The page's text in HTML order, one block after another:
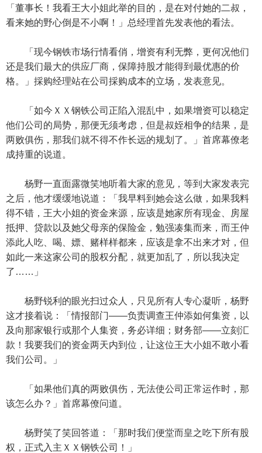
「董事长！我看王大小姐此举的目的，是在对付她的二叔，
看来她的野心倒是不小啊！」总经理首先发表他的看法。
「现今钢铁市场行情看俏，增资有利无弊，更何况他们
还是我们最大的供应厂商，保障持股才能得到最优惠的价
格。」採购经理站在公司採购成本的立场，发表意见。
「如今ＸＸ钢铁公司正陷入混乱中，如果增资可以稳定
他们公司的局势，那便无须考虑，但是叔姪相争的结果，是
两败俱伤，那我们就不得不作长远的规划了。」首席幕僚老
成持重的说道。
杨野一直面露微笑地听着大家的意见，等到大家发表完
之后，他才缓缓地说道：「我早料到她会这么做，如果我料
得不错，王大小姐的资金来源，应该是她家所有现金、房屋
抵押、贷款以及她父母亲的保险金，勉强凑集而来，而王仲
添此人吃、喝、嫖、赌样样都来，应该是拿不出来才对，但
如此一来这家公司的股权分配，就更加乱了，所以我决定
了……」
杨野锐利的眼光扫过众人，只见所有人专心凝听，杨野
这才接着说：「情报部门——负责调查王仲添如何集资，以
及向那家银行或那个人集资，务必详细；财务部——立刻汇
款！我要我们的资金两天内到位，让这位王大小姐不敢小看
我们公司。」
「如果他们真的两败俱伤，无法使公司正常运作时，那
该怎么办？」首席幕僚问道。
杨野笑了笑回答道：「那时我们便堂而皇之吃下所有股
权，正式入主ＸＸ钢铁公司！」